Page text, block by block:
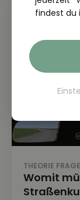
THEORIE
Womit
findest du